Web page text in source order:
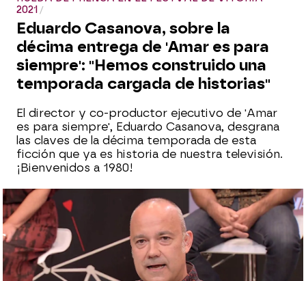
2021
Eduardo Casanova, sobre la
décima entrega de 'Amar es para
siempre': "Hemos construido una
temporada cargada de historias"
El director y co-productor ejecutivo de 'Amar
es para siempre', Eduardo Casanova, desgrana
las claves de la décima temporada de esta
ficción que ya es historia de nuestra televisión.
¡Bienvenidos a 1980!